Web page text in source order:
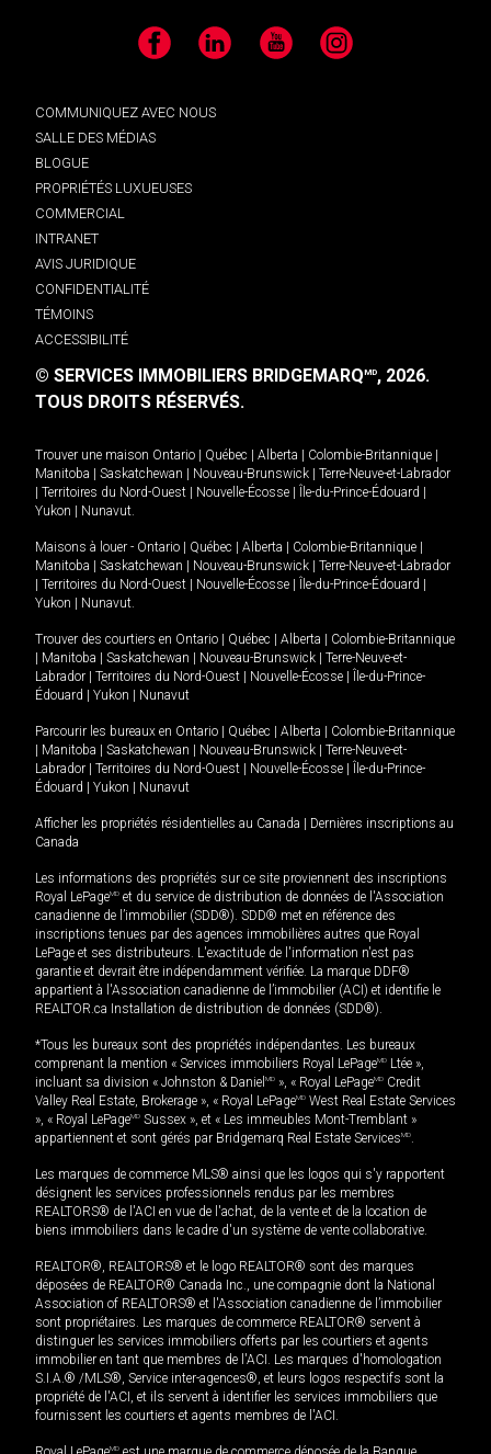
Facebook LinkedIn YouTube Instagram
COMMUNIQUEZ AVEC NOUS
SALLE DES MÉDIAS
BLOGUE
PROPRIÉTÉS LUXUEUSES
COMMERCIAL
INTRANET
AVIS JURIDIQUE
CONFIDENTIALITÉ
TÉMOINS
ACCESSIBILITÉ
© SERVICES IMMOBILIERS BRIDGEMARQMD, 2026.
TOUS DROITS RÉSERVÉS.
Trouver une maison Ontario Québec Alberta Colombie-Britannique
Manitoba
Saskatchewan Nouveau-Brunswick
Terre-Neuve-et-Labrador
Territoires du Nord-Ouest Nouvelle-Écosse Île-du-Prince-Édouard
Yukon
Nunavut.
Maisons à louer - Ontario Québec Alberta Colombie-Britannique
Manitoba
Saskatchewan Nouveau-Brunswick
Terre-Neuve-et-Labrador
Territoires du Nord-Ouest Nouvelle-Écosse Île-du-Prince-Édouard
Yukon
Nunavut.
Trouver des courtiers en Ontario Québec Alberta
Colombie-Britannique
Manitoba Saskatchewan Nouveau-Brunswick
Terre-Neuve-et-
Labrador
Territoires du Nord-Ouest Nouvelle-Écosse
Île-du-Prince-
Édouard
Yukon Nunavut
Parcourir les bureaux en Ontario Québec Alberta
Colombie-Britannique
Manitoba Saskatchewan Nouveau-Brunswick
Terre-Neuve-et-
Labrador
Territoires du Nord-Ouest Nouvelle-Écosse
Île-du-Prince-
Édouard
Yukon Nunavut
Afficher les propriétés résidentielles au Canada
Dernières inscriptions au
Canada
Les informations des propriétés sur ce site proviennent des inscriptions
Royal LePageMD et du service de distribution de données de l'Association
canadienne de l’immobilier (SDD®). SDD® met en référence des
inscriptions tenues par des agences immobilières autres que Royal
LePage et ses distributeurs. L'exactitude de l'information n'est pas
garantie et devrait être indépendamment vérifiée. La marque DDF®
appartient à l'Association canadienne de l’immobilier (ACI) et identifie le
REALTOR.ca Installation de distribution de données (SDD®).
*Tous les bureaux sont des propriétés indépendantes. Les bureaux
comprenant la mention « Services immobiliers Royal LePageMD Ltée »,
incluant sa division « Johnston & Daniel MD », « Royal LePageMD Credit
Valley Real Estate, Brokerage », « Royal LePageMD West Real Estate Services
», « Royal LePageMD Sussex », et « Les immeubles Mont-Tremblant »
appartiennent et sont gérés par Bridgemarq Real Estate ServicesMD.
Les marques de commerce MLS® ainsi que les logos qui s'y rapportent
désignent les services professionnels rendus par les membres
REALTORS® de l'ACI en vue de l'achat, de la vente et de la location de
biens immobiliers dans le cadre d'un système de vente collaborative.
REALTOR®, REALTORS® et le logo REALTOR® sont des marques
déposées de REALTOR® Canada Inc., une compagnie dont la National
Association of REALTORS® et l'Association canadienne de l’immobilier
sont propriétaires. Les marques de commerce REALTOR® servent à
distinguer les services immobiliers offerts par les courtiers et agents
immobilier en tant que membres de l'ACI. Les marques d'homologation
S.I.A.® /MLS®, Service inter-agences®, et leurs logos respectifs sont la
propriété de l'ACI, et ils servent à identifier les services immobiliers que
fournissent les courtiers et agents membres de l'ACI.
MD